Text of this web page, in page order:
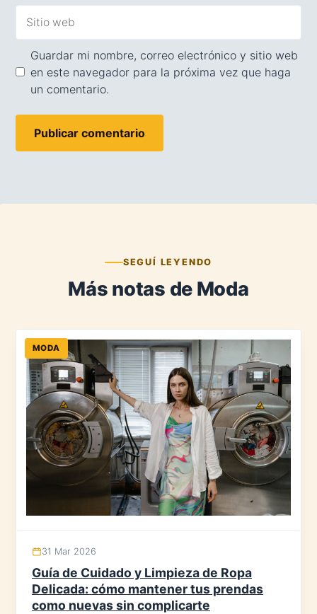
web
Guardar mi nombre, correo electrónico y sitio web
en este navegador para la próxima vez que haga
un comentario.
SEGUÍ LEYENDO
Más notas de Moda
MODA
31 Mar 2026
Guía de Cuidado y Limpieza de Ropa
Delicada: cómo mantener tus prendas
como nuevas sin complicarte